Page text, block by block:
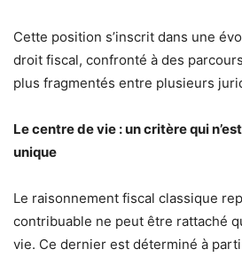
Cette position s’inscrit dans une
droit fiscal, confronté à des
plus fragmentés entre plusieurs
Le centre de vie : un critère qui
unique
Le raisonnement fiscal classique
contribuable ne peut être rattaché
vie. Ce dernier est déterminé à